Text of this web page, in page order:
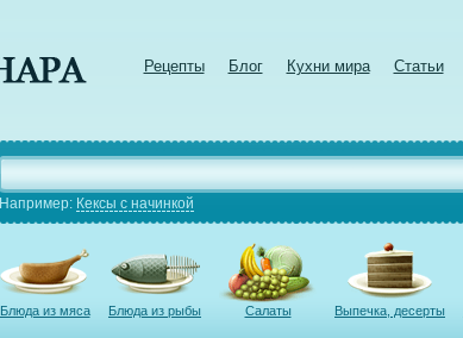
Рецепты Блог Кухни мира Статьи
Например: Кексы с начинкой
Блюда из мяса Блюда из рыбы Салаты Выпечка, десерты